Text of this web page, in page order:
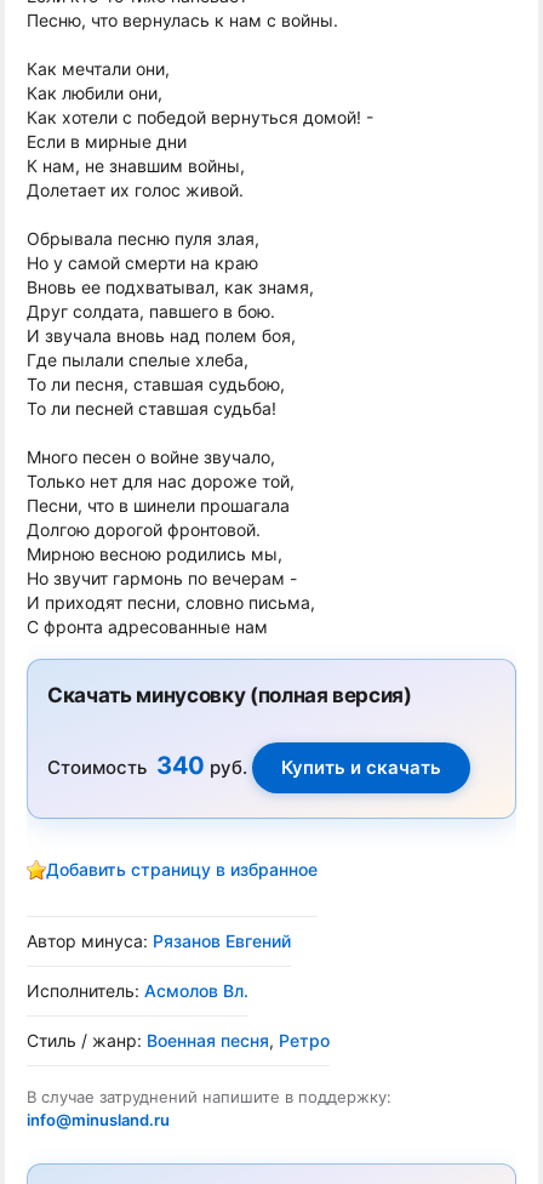
Песню, что вернулась к нам с войны.
Как мечтали они,
Как любили они,
Как хотели с победой вернуться домой! -
Если в мирные дни
К нам, не знавшим войны,
Долетает их голос живой.
Обрывала песню пуля злая,
Но у самой смерти на краю
Вновь ее подхватывал, как знамя,
Друг солдата, павшего в бою.
И звучала вновь над полем боя,
Где пылали спелые хлеба,
То ли песня, ставшая судьбою,
То ли песней ставшая судьба!
Много песен о войне звучало,
Только нет для нас дороже той,
Песни, что в шинели прошагала
Долгою дорогой фронтовой.
Мирною весною родились мы,
Но звучит гармонь по вечерам -
И приходят песни, словно письма,
С фронта адресованные нам
Скачать минусовку (полная версия)
Стоимость 340 руб.
Добавить страницу в избранное
Автор минуса: Рязанов Евгений
Исполнитель: Асмолов Вл.
Стиль / жанр: Военная песня, Ретро
В случае затруднений напишите в поддержку:
info@minusland.ru